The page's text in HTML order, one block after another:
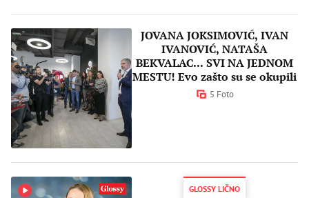
JOVANA JOKSIMOVIĆ, IVAN
IVANOVIĆ, NATAŠA
BEKVALAC... SVI NA JEDNOM
MESTU! Evo zašto su se okupili
5 Foto
GLOSSY LIČNO